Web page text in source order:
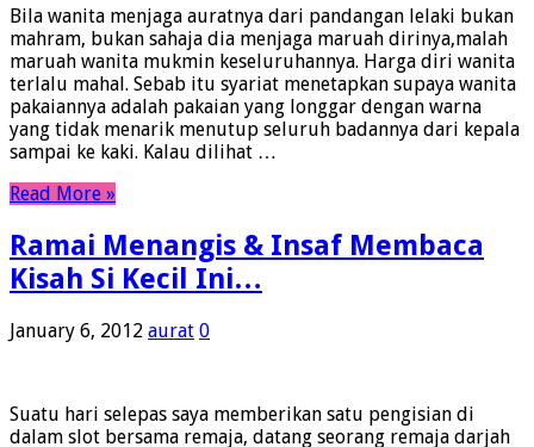
Bila wanita menjaga auratnya dari pandangan lelaki bukan
mahram, bukan sahaja dia menjaga maruah dirinya,malah
maruah wanita mukmin keseluruhannya. Harga diri wanita
terlalu mahal. Sebab itu syariat menetapkan supaya wanita
pakaiannya adalah pakaian yang longgar dengan warna
yang tidak menarik menutup seluruh badannya dari kepala
sampai ke kaki. Kalau dilihat …
Read More »
Ramai Menangis & Insaf Membaca
Kisah Si Kecil Ini…
January 6, 2012 aurat 0
Suatu hari selepas saya memberikan satu pengisian di
dalam slot bersama remaja, datang seorang remaja darjah